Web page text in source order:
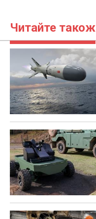
Читайте також